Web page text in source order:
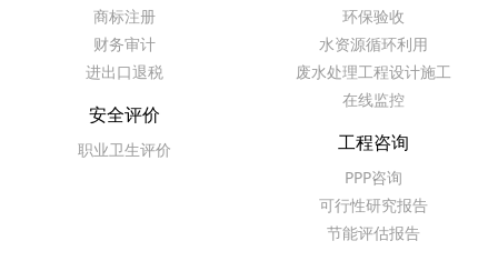
商标注册
财务审计
进出口退税
环保验收
水资源循环利用
废水处理工程设计施工
在线监控
安全评价
职业卫生评价 工程咨询
PPP咨询
可行性研究报告
节能评估报告